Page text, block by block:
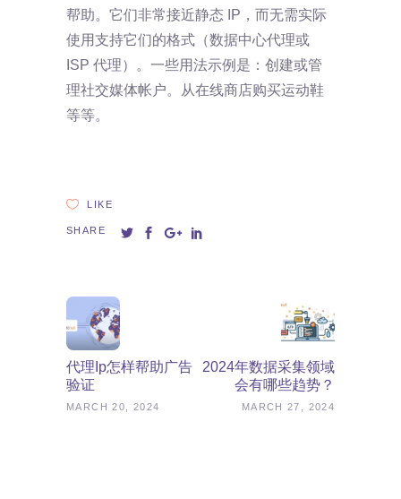
帮助。它们非常接近静态 IP，而无需实际
使用支持它们的格式（数据中心代理或
ISP 代理）。一些用法示例是：创建或管
理社交媒体帐户。从在线商店购买运动鞋
等等。
LIKE
SHARE
代理ip怎样帮助广告
验证
MARCH 20, 2024
2024年数据采集领域
会有哪些趋势？
MARCH 27, 2024